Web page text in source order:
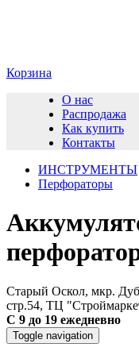
Корзина
О нас
Распродажа
Как купить
Контакты
ИНСТРУМЕНТЫ
Перфораторы
Старый Оскол, мкр.
стр.54, ТЦ
С 9 до 19 ежедневно
Toggle navigation